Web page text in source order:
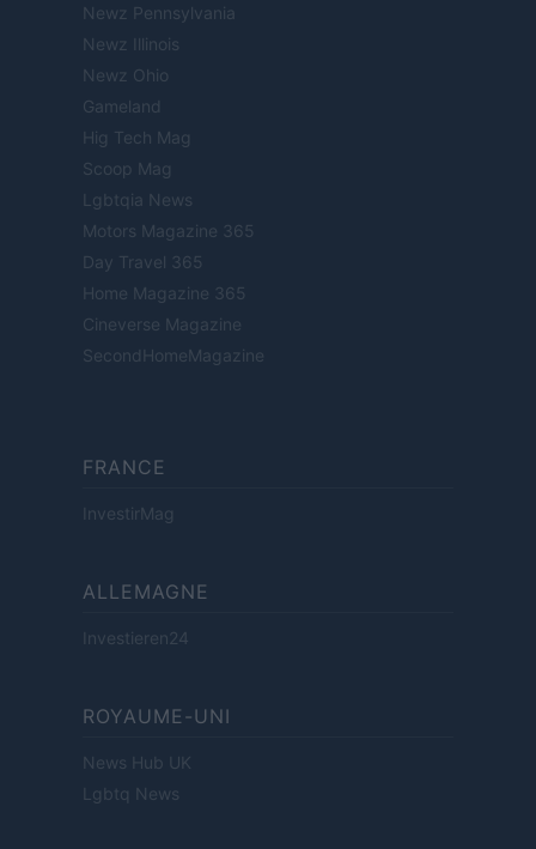
Newz Pennsylvania
Newz Illinois
Newz Ohio
Gameland
Hig Tech Mag
Scoop Mag
Lgbtqia News
Motors Magazine 365
Day Travel 365
Home Magazine 365
Cineverse Magazine
SecondHomeMagazine
FRANCE
InvestirMag
ALLEMAGNE
Investieren24
ROYAUME-UNI
News Hub UK
Lgbtq News